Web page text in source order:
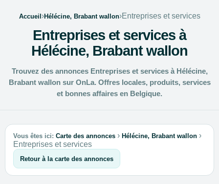
Accueil›Hélécine, Brabant wallon›Entreprises et services
Entreprises et services à
Hélécine, Brabant wallon
Trouvez des annonces Entreprises et services à Hélécine,
Brabant wallon sur OnLa. Offres locales, produits, services
et bonnes affaires en Belgique.
Vous êtes ici: Carte des annonces › Hélécine, Brabant wallon ›
Entreprises et services
Retour à la carte des annonces